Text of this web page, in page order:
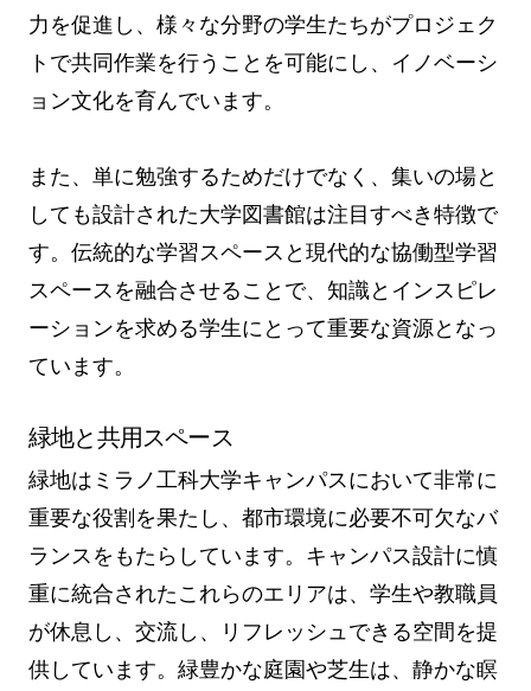
力を促進し、様々な分野の学生たちがプロジェク
トで共同作業を行うことを可能にし、イノベーシ
ョン文化を育んでいます。
また、単に勉強するためだけでなく、集いの場と
しても設計された大学図書館は注目すべき特徴で
す。伝統的な学習スペースと現代的な協働型学習
スペースを融合させることで、知識とインスピレ
ーションを求める学生にとって重要な資源となっ
ています。
緑地と共用スペース
緑地はミラノ工科大学キャンパスにおいて非常に
重要な役割を果たし、都市環境に必要不可欠なバ
ランスをもたらしています。キャンパス設計に慎
重に統合されたこれらのエリアは、学生や教職員
が休息し、交流し、リフレッシュできる空間を提
供しています。緑豊かな庭園や芝生は、静かな瞑